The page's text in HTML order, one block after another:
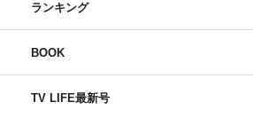
ランキング
BOOK
TV LIFE最新号